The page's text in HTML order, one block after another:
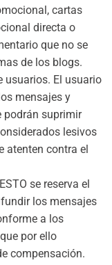
cartas
directa o
que no se
de los blogs.
usuarios. El usuario
mensajes y
podrán suprimir
lesivos
atenten contra el
se reserva el
los mensajes
a los
por ello
compensación.